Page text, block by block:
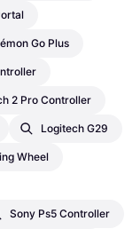
Go Plus
2 Pro Controller
Logitech G29
Wheel
Sony Ps5 Controller